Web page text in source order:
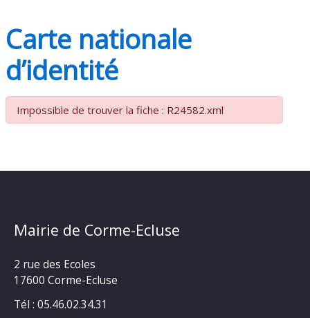
Carte nationale
d’identité
Impossible de trouver la fiche : R24582.xml
Mairie de Corme-Ecluse
2 rue des Ecoles
17600 Corme-Ecluse
Tél : 05.46.02.34.31